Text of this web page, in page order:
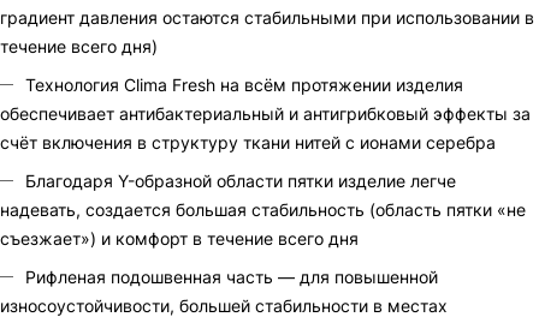
градиент давления остаются стабильными при использовании в
течение всего дня)
Технология Clima Fresh на всём протяжении изделия
обеспечивает антибактериальный и антигрибковый эффекты за
счёт включения в структуру ткани нитей с ионами серебра
Благодаря Y-образной области пятки изделие легче
надевать, создается большая стабильность (область пятки «не
съезжает») и комфорт в течение всего дня
Рифленая подошвенная часть — для повышенной
износоустойчивости, большей стабильности в местах